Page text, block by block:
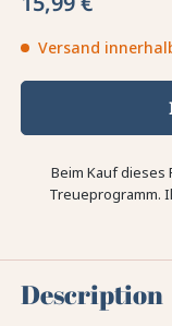
Versand
Beim Kauf dieses
Treueprogramm.
Description